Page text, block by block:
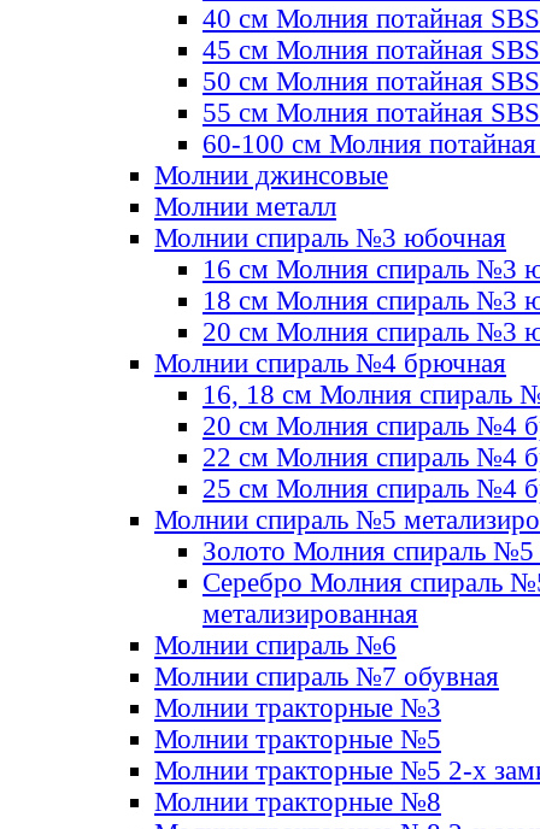
40 см Молния потайная SBS
45 см Молния потайная SBS
50 см Молния потайная SBS
55 см Молния потайная SBS
60-100 см Молния
Молнии джинсовые
Молнии металл
Молнии спираль №3 юбочная
16 см Молния спираль №3
18 см Молния спираль №3
20 см Молния спираль №3
Молнии спираль №4 брючная
16, 18 см Молния спираль
20 см Молния спираль №4
22 см Молния спираль №4
25 см Молния спираль №4
Молнии спираль №5
Золото Молния спираль №5
Серебро Молния спираль
метализированная
Молнии спираль №6
Молнии спираль №7 обувная
Молнии тракторные №3
Молнии тракторные №5
Молнии тракторные №5 2-х
Молнии тракторные №8